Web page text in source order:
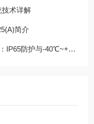
技术详解
简介
与-40℃~+50℃宽温工作能力